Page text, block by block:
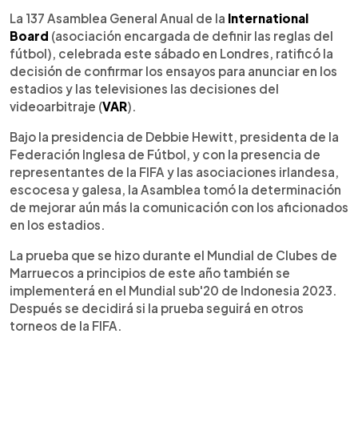
► Escuchar artículo
La 137 Asamblea General Anual de la International
Board (asociación encargada de definir las reglas del
fútbol), celebrada este sábado en Londres, ratificó la
decisión de confirmar los ensayos para anunciar en los
estadios y las televisiones las decisiones del
videoarbitraje (VAR).
Bajo la presidencia de Debbie Hewitt, presidenta de la
Federación Inglesa de Fútbol, y con la presencia de
representantes de la FIFA y las asociaciones irlandesa,
escocesa y galesa, la Asamblea tomó la determinación
de mejorar aún más la comunicación con los aficionados
en los estadios.
La prueba que se hizo durante el Mundial de Clubes de
Marruecos a principios de este año también se
implementerá en el Mundial sub'20 de Indonesia 2023.
Después se decidirá si la prueba seguirá en otros
torneos de la FIFA.